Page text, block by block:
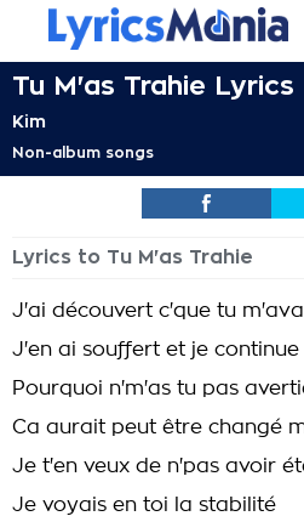
Tu M'as Trahie Lyrics
Kim
Non-album songs
Lyrics to Tu M'as Trahie
J'ai découvert c'que tu
J'en ai souffert et je
Pourquoi n'm'as tu pas
Ca aurait peut être changé
Je t'en veux de n'pas avoir
Je voyais en toi la stabilité